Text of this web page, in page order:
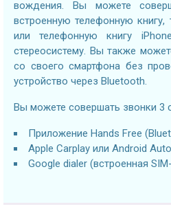
вождения. Вы можете
встроенную телефонную книгу,
или телефонную книгу
стереосистему. Вы также
со своего смартфона без
устройство через Bluetooth.
Вы можете совершать звонки 3
Приложение Hands Free
Apple Carplay или Android
Google dialer (встроенная